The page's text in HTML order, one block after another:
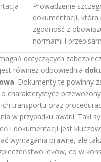
Prowadzenie
dokumentacji, która
zgodność z
normami i
dotyczących
również odpowiednia
. Dokumenty te powinny
charakterystyce
transportu oraz
w przypadku awarii. Taki
i dokumentacji jest
wymagania prawne, ale
leków, co w